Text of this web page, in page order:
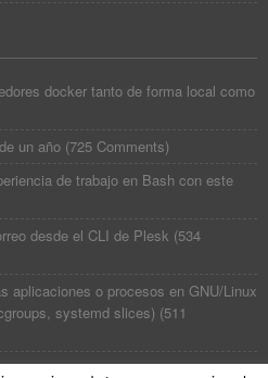
docker tanto de forma local como
un año (725 Comments)
de trabajo en Bash con este
desde el CLI de Plesk (534
aplicaciones o procesos en GNU/Linux
systemd slices) (511